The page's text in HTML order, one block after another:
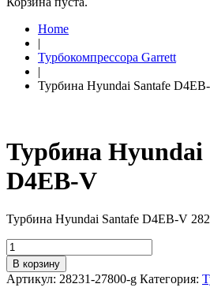
Home
|
Турбокомпрессора Garrett
|
Турбина Hyundai Santafe
Турбина Hyundai
D4EB-V
Турбина Hyundai Santafe D4EB-V
Количество
В корзину
Артикул: 28231-27800-g Категория: